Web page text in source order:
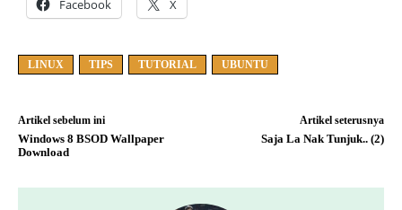
Facebook X
LINUX TIPS TUTORIAL UBUNTU
Artikel sebelum ini
Windows 8 BSOD Wallpaper
Download
Artikel seterusnya
Saja La Nak Tunjuk.. (2)